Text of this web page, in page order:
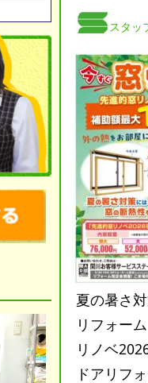
スタッ
夏の暑さ
リフォー
リノベ
ドアリフ